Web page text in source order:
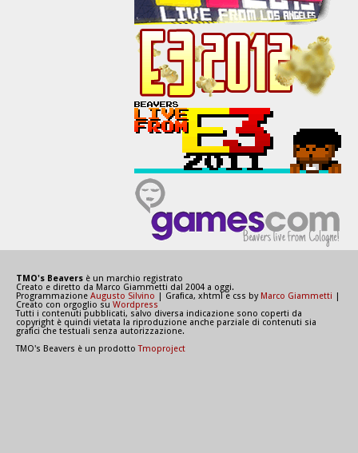
TMO's Beavers è un marchio registrato
Creato e diretto da Marco Giammetti dal 2004 a oggi.
Programmazione Augusto Silvino | Grafica, xhtml e css byMarco Giammetti
Creato con orgoglio su Wordpress
Tutti i contenuti pubblicati, salvo diversa indicazione sono coperti da
copyright è quindi vietata la riproduzione anche parziale di contenuti sia
grafici che testuali senza autorizzazione.
TMO's Beavers è un prodottoTmoproject